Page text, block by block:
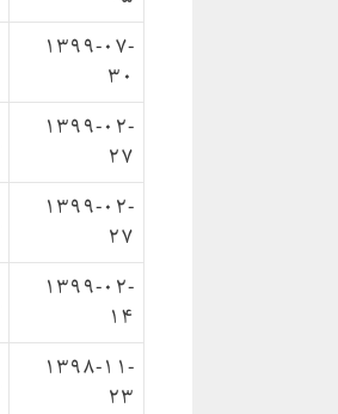
1399-07-
30
1399-02-
27
1399-02-
27
1399-02-
14
1398-11-
23